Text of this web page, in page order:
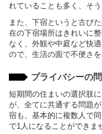
れていることも多く、そ
また、下宿というと古び
在の下宿場所はきれいに
なく、外観や中庭など快
ので、生活の面で不便さ
プライバシーの
短期間の住まいの選択肢
が、全てに共通する問題
宿も、基本的に複数人で
で1人になることができま